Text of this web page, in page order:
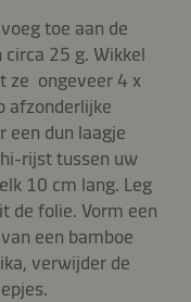
toe aan de
25 g. Wikkel
ze ongeveer 4 x
afzonderlijke
een dun laagje
rijst tussen uw
10 cm lang. Leg
de folie. Vorm een
een bamboe
verwijder de